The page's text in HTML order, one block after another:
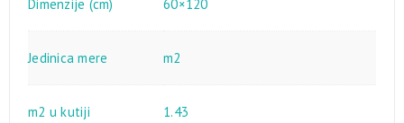
Dimenzije (cm) 60×120
Jedinica mere m2
m2 u kutiji 1.43